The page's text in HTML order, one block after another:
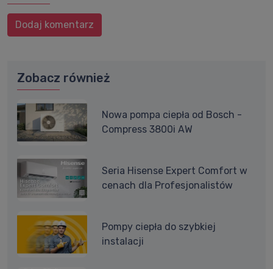
Dodaj komentarz
Zobacz również
Nowa pompa ciepła od Bosch -
Compress 3800i AW
Seria Hisense Expert Comfort w
cenach dla Profesjonalistów
Pompy ciepła do szybkiej
instalacji